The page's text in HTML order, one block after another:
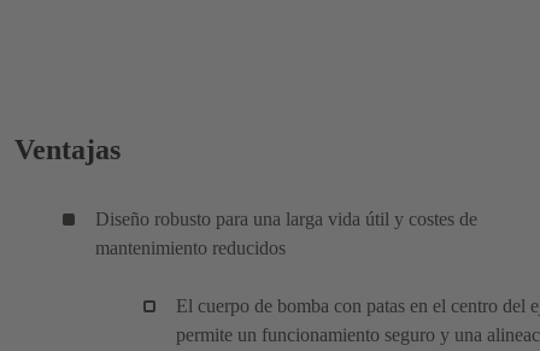
Ventajas
Diseño robusto para una larga vida útil y costes de
mantenimiento reducidos
El cuerpo de bomba con patas en el centro del
permite un funcionamiento seguro y una